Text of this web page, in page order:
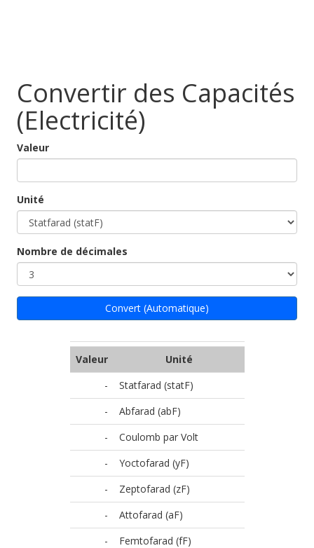
Convertir des Capacités
(Electricité)
Valeur
Unité
Nombre de décimales
Convert (Automatique)
Valeur
Unité
-
Statfarad (statF)
-
Abfarad (abF)
-
Coulomb par Volt
-
Yoctofarad (yF)
-
Zeptofarad (zF)
-
Attofarad (aF)
-
Femtofarad (fF)